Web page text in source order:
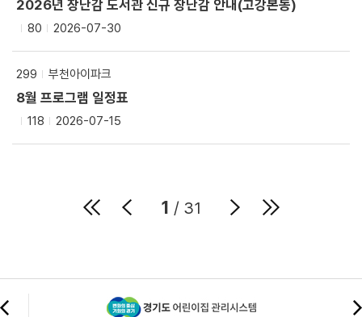
2026년 장난감 도서관 신규 장난감 안내(고강본동)
80 2026-07-30
299 부천아이파크
8월 프로그램 일정표
118 2026-07-15
1 / 31